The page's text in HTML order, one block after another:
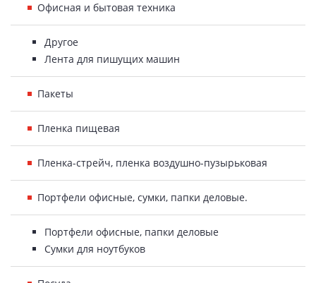
Офисная и бытовая техника
Другое
Лента для пишущих машин
Пакеты
Пленка пищевая
Пленка-стрейч, пленка воздушно-пузырьковая
Портфели офисные, сумки, папки деловые.
Портфели офисные, папки деловые
Сумки для ноутбуков